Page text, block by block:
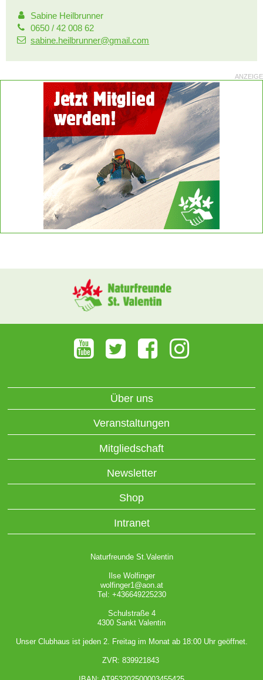
Sabine Heilbrunner
0650 / 42 008 62
sabine.heilbrunner@gmail.com
ANZEIGE
Über uns
Veranstaltungen
Mitgliedschaft
Newsletter
Shop
Intranet
Naturfreunde St.Valentin
Ilse Wolfinger
wolfinger1@aon.at
Tel: +436649225230
Schulstraße 4
4300 Sankt Valentin
Unser Clubhaus ist jeden 2. Freitag im Monat ab 18:00 Uhr geöffnet.
ZVR: 839921843